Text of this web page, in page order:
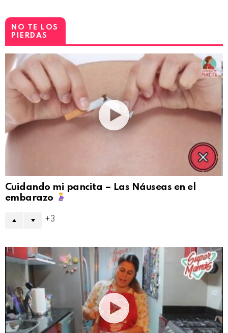
NO TE LOS
PIERDAS
Cuidando mi pancita – Las Náuseas en el
embarazo
3